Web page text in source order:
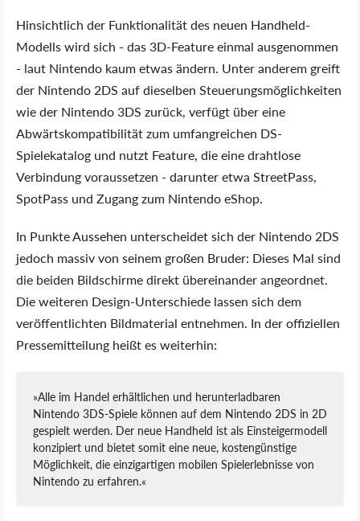
Hinsichtlich der Funktionalität des neuen Handheld-
Modells wird sich - das 3D-Feature einmal ausgenommen
- laut Nintendo kaum etwas ändern. Unter anderem greift
der Nintendo 2DS auf dieselben Steuerungsmöglichkeiten
wie der Nintendo 3DS zurück, verfügt über eine
Abwärtskompatibilität zum umfangreichen DS-
Spielekatalog und nutzt Feature, die eine drahtlose
Verbindung voraussetzen - darunter etwa StreetPass,
SpotPass und Zugang zum Nintendo eShop.
In Punkte Aussehen unterscheidet sich der Nintendo 2DS
jedoch massiv von seinem großen Bruder: Dieses Mal sind
die beiden Bildschirme direkt übereinander angeordnet.
Die weiteren Design-Unterschiede lassen sich dem
veröffentlichten Bildmaterial entnehmen. In der offiziellen
Pressemitteilung heißt es weiterhin:
»Alle im Handel erhältlichen und herunterladbaren
Nintendo 3DS-Spiele können auf dem Nintendo 2DS in 2D
gespielt werden. Der neue Handheld ist als Einsteigermodell
konzipiert und bietet somit eine neue, kostengünstige
Möglichkeit, die einzigartigen mobilen Spielerlebnisse von
Nintendo zu erfahren.«